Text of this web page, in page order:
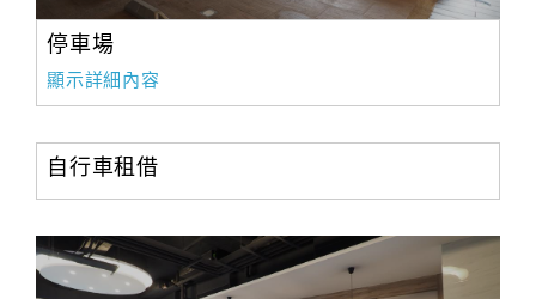
合
作停車場
顯示詳細內容
自行車租借